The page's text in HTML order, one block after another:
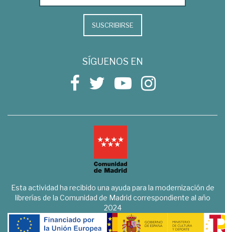
SUSCRIBIRSE
SÍGUENOS EN
Esta actividad ha recibido una ayuda para la modernización de
librerías de la Comunidad de Madrid correspondiente al año
2024